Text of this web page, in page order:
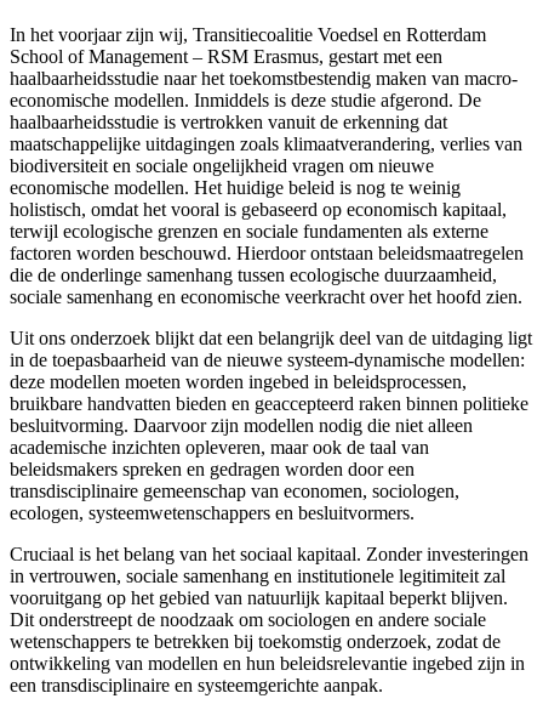
In het voorjaar zijn wij, Transitiecoalitie Voedsel en Rotterdam
School of Management – RSM Erasmus, gestart met een
haalbaarheidsstudie naar het toekomstbestendig maken van macro-
economische modellen. Inmiddels is deze studie afgerond. De
haalbaarheidsstudie is vertrokken vanuit de erkenning dat
maatschappelijke uitdagingen zoals klimaatverandering, verlies van
biodiversiteit en sociale ongelijkheid vragen om nieuwe
economische modellen. Het huidige beleid is nog te weinig
holistisch, omdat het vooral is gebaseerd op economisch kapitaal,
terwijl ecologische grenzen en sociale fundamenten als externe
factoren worden beschouwd. Hierdoor ontstaan beleidsmaatregelen
die de onderlinge samenhang tussen ecologische duurzaamheid,
sociale samenhang en economische veerkracht over het hoofd zien.
Uit ons onderzoek blijkt dat een belangrijk deel van de uitdaging ligt
in de toepasbaarheid van de nieuwe systeem-dynamische modellen:
deze modellen moeten worden ingebed in beleidsprocessen,
bruikbare handvatten bieden en geaccepteerd raken binnen politieke
besluitvorming. Daarvoor zijn modellen nodig die niet alleen
academische inzichten opleveren, maar ook de taal van
beleidsmakers spreken en gedragen worden door een
transdisciplinaire gemeenschap van economen, sociologen,
ecologen, systeemwetenschappers en besluitvormers.
Cruciaal is het belang van het sociaal kapitaal. Zonder investeringen
in vertrouwen, sociale samenhang en institutionele legitimiteit zal
vooruitgang op het gebied van natuurlijk kapitaal beperkt blijven.
Dit onderstreept de noodzaak om sociologen en andere sociale
wetenschappers te betrekken bij toekomstig onderzoek, zodat de
ontwikkeling van modellen en hun beleidsrelevantie ingebed zijn in
een transdisciplinaire en systeemgerichte aanpak.